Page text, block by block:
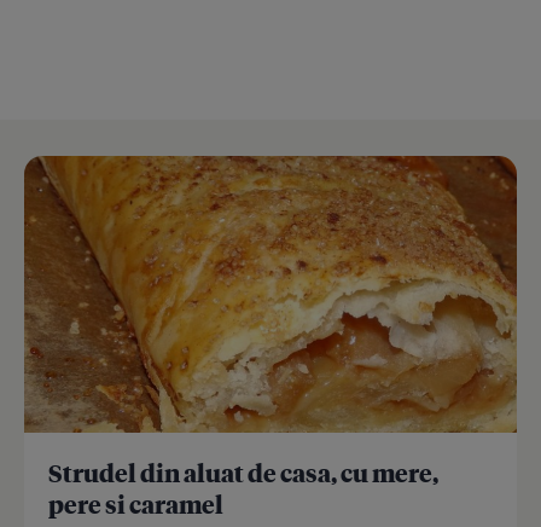
Strudel din aluat de casa, cu mere,
pere si caramel